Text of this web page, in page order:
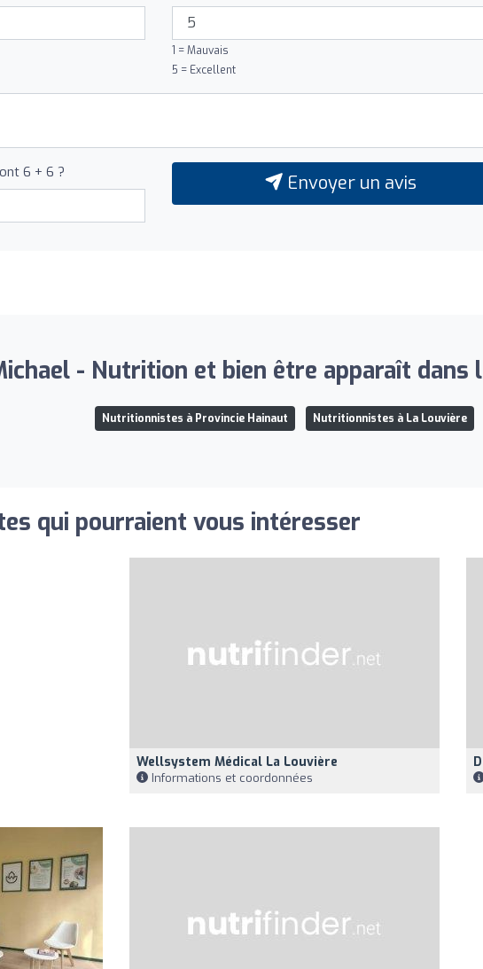
1 = Mauvais
5 = Excellent
6 + 6 ? Envoyer un avis
- Nutrition et bien être apparaît dans
Nutritionnistes à Provincie Hainaut Nutritionnistes à La Louvière
qui pourraient vous intéresser
Wellsystem Médical La Louvière
Informations et coordonnées